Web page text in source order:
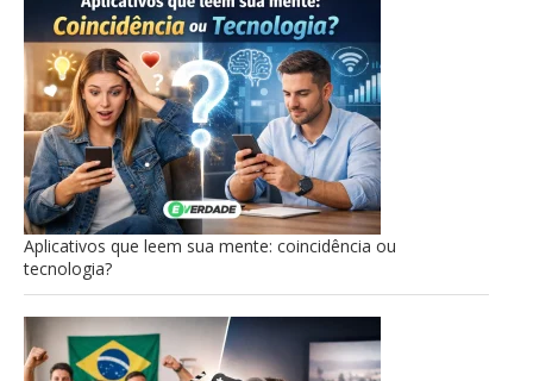
Aplicativos que leem sua mente: coincidência ou
tecnologia?